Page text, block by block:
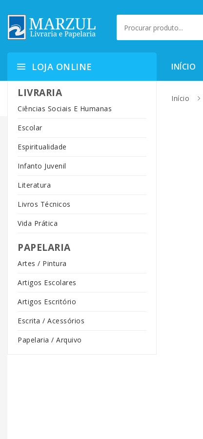
LOJA ONLINE
LIVRARIA
Ciências Sociais E Humanas
Escolar
Espiritualidade
Infanto Juvenil
Literatura
Livros Técnicos
Vida Prática
PAPELARIA
Artes / Pintura
Artigos Escolares
Artigos Escritório
Escrita / Acessórios
Papelaria / Arquivo
INÍCIO
Início